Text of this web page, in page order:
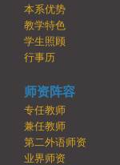
本系优势
教学特色
学生照顾
行事历
师资阵容
专任教师
兼任教师
第二外语师资
业界师资